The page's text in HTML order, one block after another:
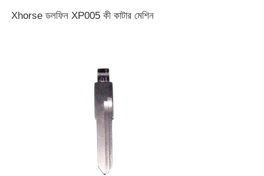
একক কোণ মিলিং কাটার
Xhorse ডলফিন XP005 কী কাটার মেশিন